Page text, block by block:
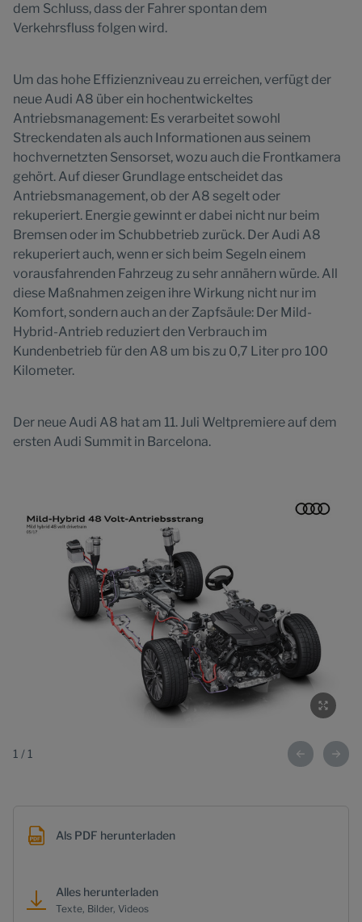
dem Schluss, dass der Fahrer spontan dem
Verkehrsfluss folgen wird.
Um das hohe Effizienzniveau zu erreichen, verfügt der
neue Audi A8 über ein hochentwickeltes
Antriebsmanagement: Es verarbeitet sowohl
Streckendaten als auch Informationen aus seinem
hochvernetzten Sensorset, wozu auch die Frontkamera
gehört. Auf dieser Grundlage entscheidet das
Antriebsmanagement, ob der A8 segelt oder
rekuperiert. Energie gewinnt er dabei nicht nur beim
Bremsen oder im Schubbetrieb zurück. Der Audi A8
rekuperiert auch, wenn er sich beim Segeln einem
vorausfahrenden Fahrzeug zu sehr annähern würde. All
diese Maßnahmen zeigen ihre Wirkung nicht nur im
Komfort, sondern auch an der Zapfsäule: Der Mild-
Hybrid-Antrieb reduziert den Verbrauch im
Kundenbetrieb für den A8 um bis zu 0,7 Liter pro 100
Kilometer.
Der neue Audi A8 hat am 11. Juli Weltpremiere auf dem
ersten Audi Summit in Barcelona.
1 / 1
Als PDF herunterladen
Alles herunterladen
Texte, Bilder, Videos